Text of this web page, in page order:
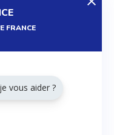
FRANCE
vous aider ?